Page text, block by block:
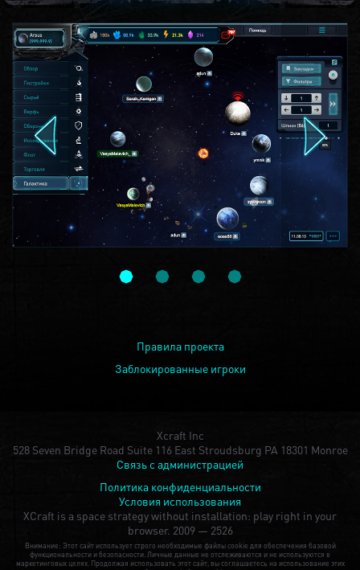
Правила проекта
Заблокированные игроки
Xcraft Inc
528 Seven Bridge Road Suite 116 East Stroudsburg PA 18301 Monroe
Связь с администрацией
Политика конфиденциальности
Условия использования
XCraft is a space strategy without installation: play right in your
browser. 2009 — 2526
Внимание: Этот сайт использует строго необходимые файлы cookie для обеспечения базовой
функциональности и безопасности. Личные данные не отслеживаются и не используются в
маркетинговых целях. Продолжая использовать этот сайт, вы соглашаетесь на использование этих